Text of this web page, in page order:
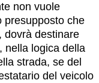
non vuole
presupposto che
dovrà destinare
nella logica della
strada, se del
del veicolo